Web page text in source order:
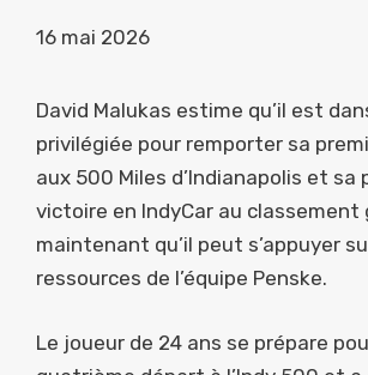
16 mai 2026
David Malukas estime qu’il est
privilégiée pour remporter sa
aux 500 Miles d’Indianapolis et sa
victoire en IndyCar au classement
maintenant qu’il peut s’appuyer
ressources de l’équipe Penske.
Le joueur de 24 ans se prépare